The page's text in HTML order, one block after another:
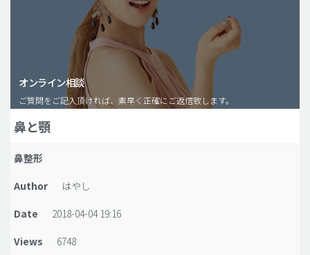
脂肪注入(アンチエイジング)
豊胸手術・バストアップ
プチ整形
idリアルストーリー
idニュース
病院紹介
オンライン相談
ご質問をご記入頂ければ、素早く正確にご返信致します。
鼻と顎
鼻整形
Author
はやし
Date
2018-04-04 19:16
Views
6748